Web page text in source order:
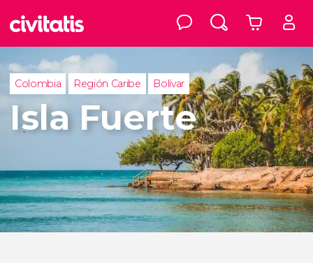
Colombia Región Caribe Bolívar
Isla Fuerte